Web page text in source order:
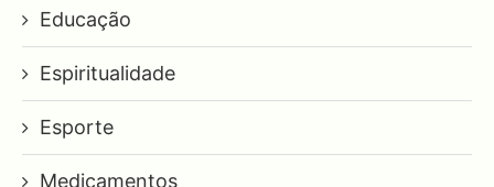
Educação
Espiritualidade
Esporte
Medicamentos